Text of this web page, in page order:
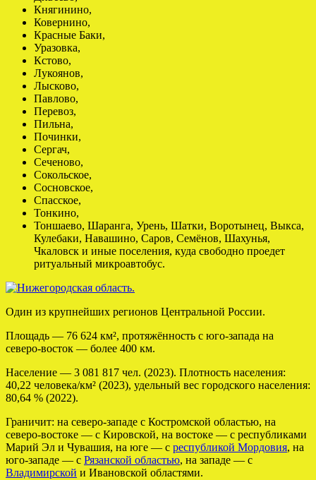
Княгинино,
Ковернино,
Красные Баки,
Уразовка,
Кстово,
Лукоянов,
Лысково,
Павлово,
Перевоз,
Пильна,
Починки,
Сергач,
Сеченово,
Сокольское,
Сосновское,
Спасское,
Тонкино,
Тоншаево, Шаранга, Урень, Шатки, Воротынец, Выкса,
Кулебаки, Навашино, Саров, Семёнов, Шахунья,
Чкаловск и иные поселения, куда свободно проедет
ритуальный микроавтобус.
Один из крупнейших регионов Центральной России.
Площадь — 76 624 км², протяжённость с юго-запада на
северо-восток — более 400 км.
Население — 3 081 817 чел. (2023). Плотность населения:
40,22 человека/км² (2023), удельный вес городского населения:
80,64 % (2022).
Граничит: на северо-западе с Костромской областью, на
северо-востоке — с Кировской, на востоке — с республиками
Марий Эл и Чувашия, на юге — с республикой Мордовия, на
юго-западе — с Рязанской областью, на западе — с
Владимирской и Ивановской областями.